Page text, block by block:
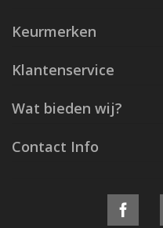
Keurmerken
Klantenservice
Wat bieden wij?
Contact Info